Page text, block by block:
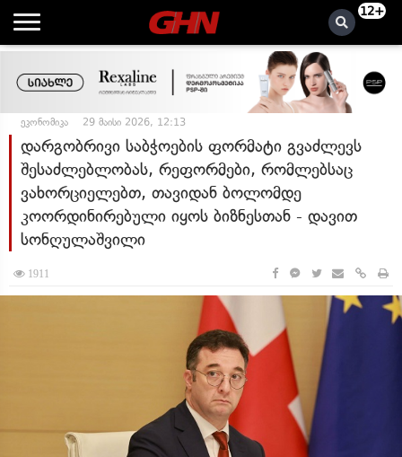
12+
ეკონომიკა 29 მაისი 2026, 12:13
დარგობრივი საბჭოების ფორმატი გვაძლევს
შესაძლებლობას, რეფორმები, რომლებსაც
ვახორციელებთ, თავიდან ბოლომდე
კოორდინირებული იყოს ბიზნესთან - დავით
სონღულაშვილი
1911